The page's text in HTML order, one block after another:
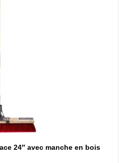
24″ avec manche en bois